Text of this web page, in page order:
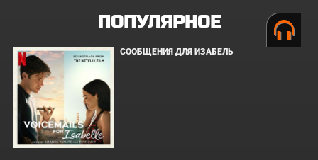
ПОПУЛЯРНОЕ
СООБЩЕНИЯ ДЛЯ ИЗАБЕЛЬ